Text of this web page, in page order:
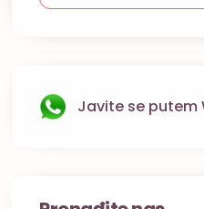
Javite se putem